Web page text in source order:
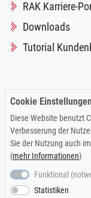
RAK Karriere-
Downloads
Tutorial
Impressum |
Cookie Einstellungen
Diese Website benutzt
Verbesserung der
Sie der Nutzung auch
(mehr Informationen)
Funktional
Statistiken